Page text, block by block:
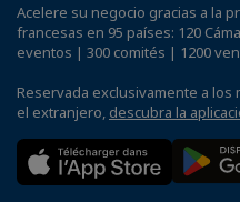
Acelere su negocio gracias a la
francesas en 95 países: 120
eventos | 300 comités | 1200
Reservada exclusivamente a
el extranjero, descubra la